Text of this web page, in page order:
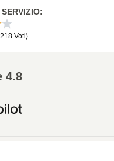
:
Voti)
4.8